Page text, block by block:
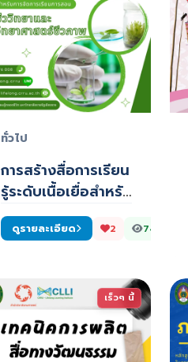
ทั่วไป
การสร้างสื่อการเรียน
รู้ระดับเนื้อเยื่อสำหรับ
จัดการ…
ดูรายละเอียด 2 749
เร็วๆ นี้